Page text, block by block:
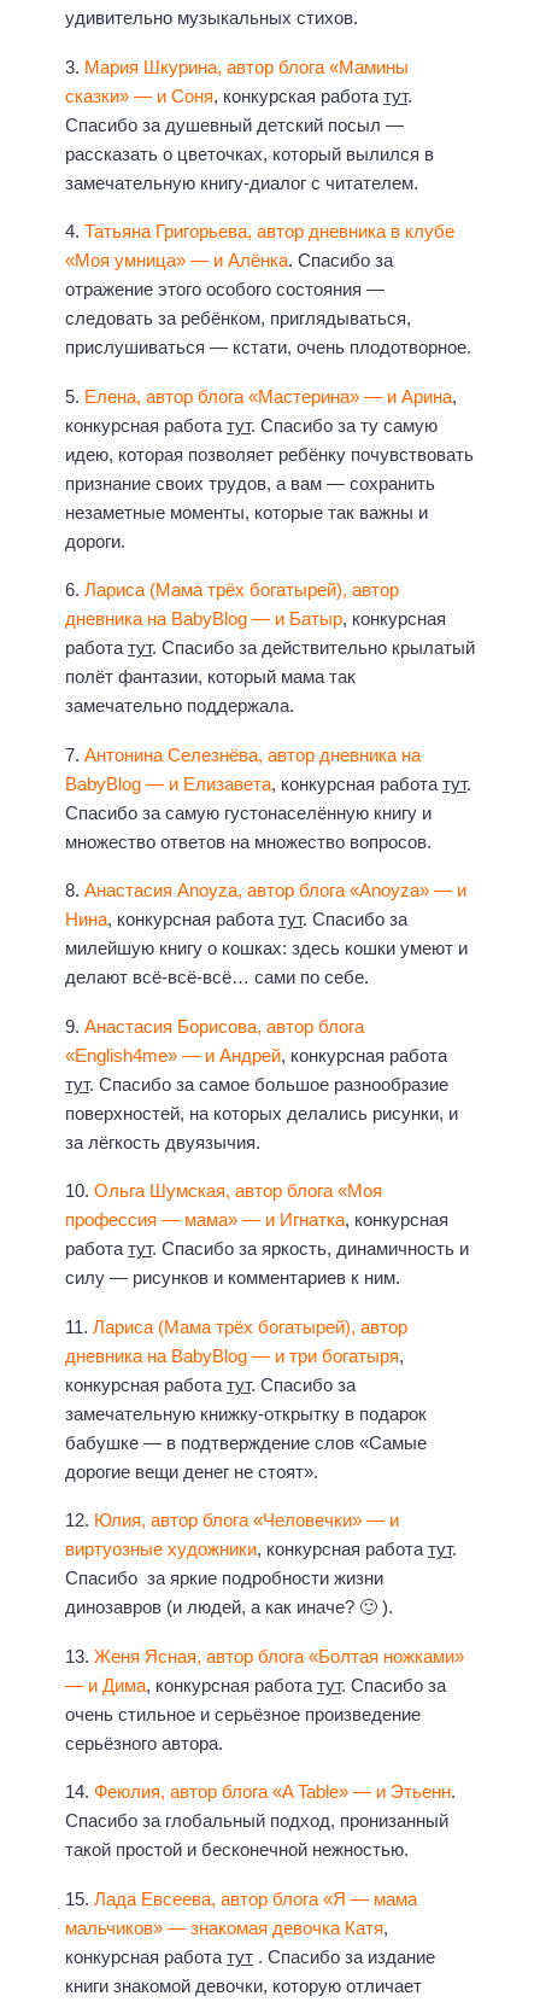
удивительно музыкальных стихов.
3. Мария Шкурина, автор блога «Мамины
сказки» — и Соня, конкурская работа тут.
Спасибо за душевный детский посыл —
рассказать о цветочках, который вылился в
замечательную книгу-диалог с читателем.
4. Татьяна Григорьева, автор дневника в клубе
«Моя умница» — и Алёнка. Спасибо за
отражение этого особого состояния —
следовать за ребёнком, приглядываться,
прислушиваться — кстати, очень плодотворное.
5. Елена, автор блога «Мастерина» — и Арина,
конкурсная работа тут. Спасибо за ту самую
идею, которая позволяет ребёнку почувствовать
признание своих трудов, а вам — сохранить
незаметные моменты, которые так важны и
дороги.
6. Лариса (Мама трёх богатырей), автор
дневника на BabyBlog — и Батыр, конкурсная
работатут. Спасибо за действительно крылатый
полёт фантазии, который мама так
замечательно поддержала.
7. Антонина Селезнёва, автор дневника на
BabyBlog — и Елизавета, конкурсная работа тут.
Спасибо за самую густонаселённую книгу и
множество ответов на множество вопросов.
8. Анастасия Anoyza, автор блога «Anoyza» — и
Нина, конкурсная работатут. Спасибо за
милейшую книгу о кошках: здесь кошки умеют и
делают всё-всё-всё… сами по себе.
9. Анастасия Борисова, автор блога
«English4me» — и Андрей, конкурсная работа
тут. Спасибо за самое большое разнообразие
поверхностей, на которых делались рисунки, и
за лёгкость двуязычия.
10. Ольга Шумская, автор блога «Моя
профессия — мама» — и Игнатка, конкурсная
работатут. Спасибо за яркость, динамичность и
силу — рисунков и комментариев к ним.
11. Лариса (Мама трёх богатырей), автор
дневника на BabyBlog — и три богатыря,
конкурсная работа тут. Спасибо за
замечательную книжку-открытку в подарок
бабушке — в подтверждение слов «Самые
дорогие вещи денег не стоят».
12. Юлия, автор блога «Человечки» — и
виртуозные художники, конкурсная работатут.
Спасибо за яркие подробности жизни
динозавров (и людей, а как иначе? 🙂 ).
13. Женя Ясная, автор блога «Болтая ножками»
— и Дима, конкурсная работа тут. Спасибо за
очень стильное и серьёзное произведение
серьёзного автора.
14. Феюлия, автор блога «A Table» — и Этьенн.
Спасибо за глобальный подход, пронизанный
такой простой и бесконечной нежностью.
15. Лада Евсеева, автор блога «Я — мама
мальчиков» — знакомая девочка Катя,
конкурсная работа тут . Спасибо за издание
книги знакомой девочки, которую отличает